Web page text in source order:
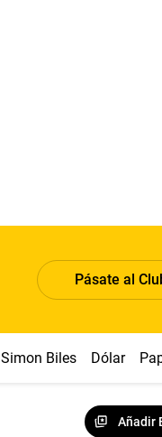
Pásate al
Simon Biles Dólar
Añadir